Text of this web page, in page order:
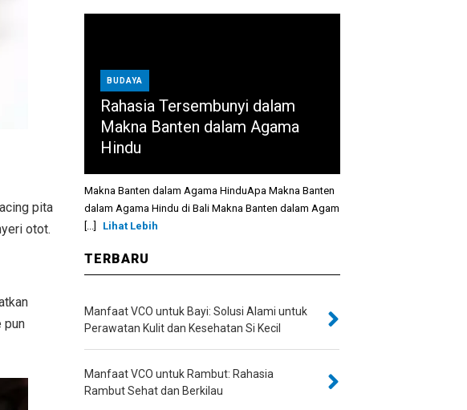
pita
otot.
pun
BUDAYA
Rahasia Tersembunyi dalam
Makna Banten dalam Agama
Hindu
Makna Banten dalam Agama HinduApa Makna Banten
dalam Agama Hindu di Bali Makna Banten dalam Agam
Lihat Lebih
TERBARU
Manfaat VCO untuk Bayi: Solusi Alami untuk
Perawatan Kulit dan Kesehatan Si Kecil
Manfaat VCO untuk Rambut: Rahasia
Rambut Sehat dan Berkilau